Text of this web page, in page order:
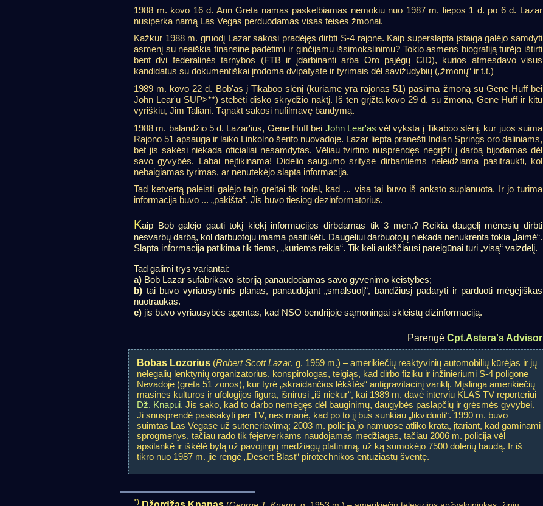
1988 m. kovo 16 d. Ann Greta namas paskelbiamas nemokiu nuo 1987 m. liepos 1 d. po 6 d. Lazar
nusiperka namą Las Vegas perduodamas visas teises žmonai.
Kažkur 1988 m. gruodį Lazar sakosi pradėjęs dirbti S-4 rajone. Kaip superslapta įstaiga galėjo samdyti
asmenį su neaiškia finansine padėtimi ir ginčijamu išsimokslinimu? Tokio asmens biografiją turėjo ištirti
bent dvi federalinės tarnybos (FTB ir įdarbinanti arba Oro pajėgų CID), kurios atmesdavo visus
kandidatus su dokumentiškai įrodoma dvipatyste ir tyrimais dėl savižudybių („žmonų“ ir t.t.)
1989 m. kovo 22 d. Bob'as į Tikaboo slėnį (kuriame yra rajonas 51) pasiima žmoną su Gene Huff bei
John Lear'u SUP>**) stebėti disko skrydžio naktį. Iš ten grįžta kovo 29 d. su žmona, Gene Huff ir kitu
vyriškiu, Jim Taliani. Tąnakt sakosi nufilmavę bandymą.
1988 m. balandžio 5 d. Lazar'ius, Gene Huff bei John Lear'as vėl vyksta į Tikaboo slėnį, kur juos suima
Rajono 51 apsauga ir laiko Linkolno šerifo nuovadoje. Lazar liepta pranešti Indian Springs oro daliniams,
bet jis sakėsi niekada oficialiai nesamdytas. Vėliau tvirtino nusprendęs negrįžti į darbą bijodamas dėl
savo gyvybės. Labai neįtikinama! Didelio saugumo srityse dirbantiems neleidžiama pasitraukti, kol
nebaigiamas tyrimas, ar nenutekėjo slapta informacija.
Tad ketvertą paleisti galėjo taip greitai tik todėl, kad ... visa tai buvo iš anksto suplanuota. Ir jo turima
informacija buvo ... „pakišta“. Jis buvo tiesiog dezinformatorius.
Kaip Bob galėjo gauti tokį kiekį informacijos dirbdamas tik 3 mėn.? Reikia daugelį mėnesių dirbti
nesvarbų darbą, kol darbuotoju imama pasitikėti. Daugeliui darbuotojų niekada nenukrenta tokia „laimė“.
Slapta informacija patikima tik tiems, „kuriems reikia“. Tik keli aukščiausi pareigūnai turi „visą“ vaizdelį.
Tad galimi trys variantai:
a) Bob Lazar sufabrikavo istoriją panaudodamas savo gyvenimo keistybes;
b) tai buvo vyriausybinis planas, panaudojant „smalsuolį“, bandžiusį padaryti ir parduoti mėgėjiškas
nuotraukas.
c) jis buvo vyriausybės agentas, kad NSO bendrijoje sąmoningai skleistų dizinformaciją.
Parengė Cpt.Astera's Advisor
Bobas Lozorius (Robert Scott Lazar, g. 1959 m.) – amerikiečių reaktyvinių automobilių kūrėjas ir jų
nelegalių lenktynių organizatorius, konspirologas, teigiąs, kad dirbo fiziku ir inžinieriumi S-4 poligone
Nevadoje (greta 51 zonos), kur tyrė „skraidančios lėkštės“ antigravitacinį variklį. Mįslinga amerikiečių
masinės kultūros ir ufologijos figūra, išnirusi „iš niekur“, kai 1989 m. davė interviu KLAS TV reporteriui
Dž. Knapui. Jis sako, kad to darbo nemėgęs dėl bauginimų, daugybės paslapčių ir grėsmės gyvybei.
Ji snusprendė pasisakyti per TV, nes manė, kad po to jį bus sunkiau „likviduoti“. 1990 m. buvo
suimtas Las Vegase už suteneriavimą; 2003 m. policija jo namuose atliko kratą, įtariant, kad gaminami
sprogmenys, tačiau rado tik fejerverkams naudojamas medžiagas, tačiau 2006 m. policija vėl
apsilankė ir iškėlė bylą už pavojingų medžiagų platinimą, už ką sumokėjo 7500 dolerių baudą. Ir iš
tikro nuo 1987 m. jie rengė „Desert Blast“ pirotechnikos entuziastų šventę.
*)